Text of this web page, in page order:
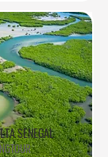
SENEGAL